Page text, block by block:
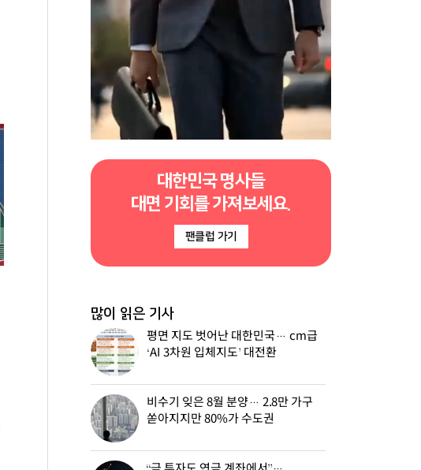
대한민국 명사들
대면 기회를 가져보세요.
팬클럽 가기
많이 읽은 기사
평면 지도 벗어난 대한민국… cm급
‘AI 3차원 입체지도’ 대전환
비수기 잊은 8월 분양… 2.8만 가구
쏟아지지만 80%가 수도권